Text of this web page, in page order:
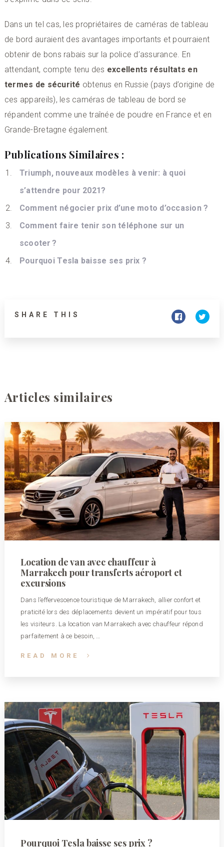
Dans un tel cas, les propriétaires de caméras de tableau
de bord auraient des avantages importants et pourraient
obtenir de bons rabais sur la police d’assurance. En
attendant, compte tenu des excellents résultats en
termes de sécurité obtenus en Russie (pays d’origine de
ces appareils), les caméras de tableau de bord se
répandent comme une traînée de poudre en France et en
Grande-Bretagne également.
Publications Similaires :
Triumph, nouveaux modèles à venir: à quoi
s’attendre pour 2021?
Comment négocier prix d’une moto d’occasion ?
Comment faire tenir son téléphone sur un
scooter ?
Pourquoi Tesla baisse ses prix ?
SHARE THIS
Articles similaires
Location de van avec chauffeur à
Marrakech pour transferts aéroport et
excursions
Dans l’effervescence touristique de Marrakech, allier confort et
praticité lors des déplacements devient un impératif pour tous
les visiteurs. La location van Marrakech avec chauffeur répond
parfaitement à ce besoin, …
READ MORE
Pourquoi Tesla baisse ses prix ?